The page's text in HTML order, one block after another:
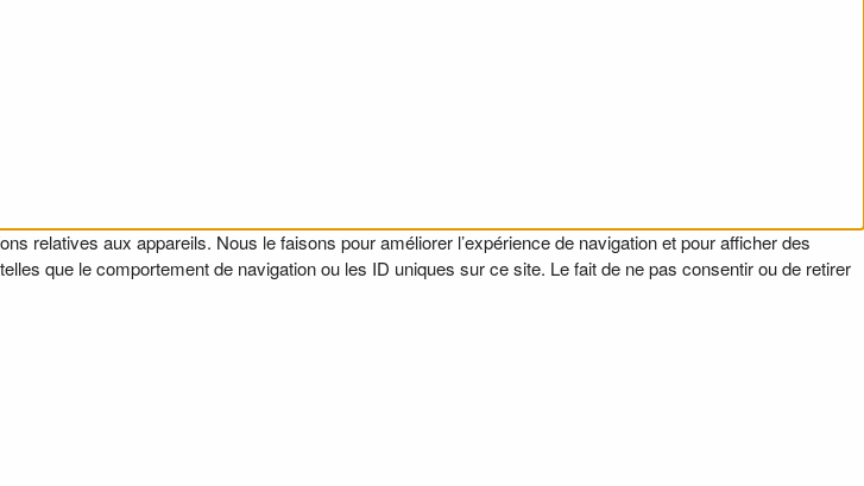
relatives aux appareils. Nous le faisons pour améliorer l’expérience de navigation et pour afficher des
que le comportement de navigation ou les ID uniques sur ce site. Le fait de ne pas consentir ou de retirer